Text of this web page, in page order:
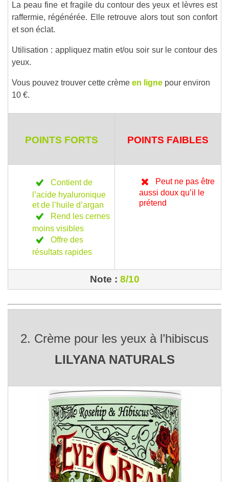
La peau fine et fragile du contour des yeux et lèvres est
raffermie, régénérée. Elle retrouve alors tout son confort
et son éclat.
Utilisation : appliquez matin et/ou soir sur le contour des
yeux.
Vous pouvez trouver cette crème en ligne pour environ
10 €.
POINTS FORTS POINTS FAIBLES
Contient de
l’acide hyaluronique
et de l’huile d’argan
Rend les cernes
moins visibles
Offre des
résultats rapides
Peut ne pas être
aussi doux qu’il le
prétend
Note : 8/10
2. Crème pour les yeux à l’hibiscus
LILYANA NATURALS